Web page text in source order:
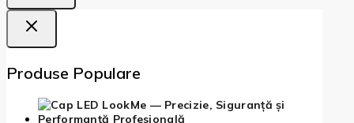
Produse Populare